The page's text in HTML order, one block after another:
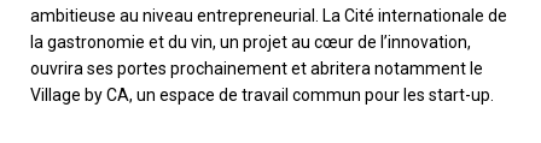
ambitieuse au niveau entrepreneurial. La Cité internationale de
la gastronomie et du vin, un projet au cœur de l’innovation,
ouvrira ses portes prochainement et abritera notamment le
Village by CA, un espace de travail commun pour les start-up.